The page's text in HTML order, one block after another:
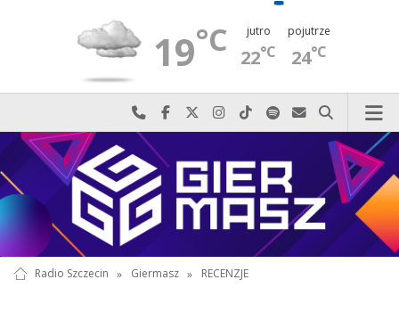
19°C jutro
22°C
pojutrze
24°C
Najlepiej po prostu do nas zadzwoń
Odwiedź nas na Facebook-u
Odwiedź nas na X
Odwiedź nas na Instagram-ie
Odwiedź nas na TikTok-u
Szukaj nas na Spotify
Wyślij do nas
Szukaj
Radio Szczecin » Giermasz » RECENZJE